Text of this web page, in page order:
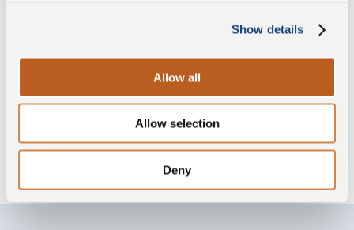
Show details
Allow all
Allow selection
Deny
Senza lattosio
Senza lisozima